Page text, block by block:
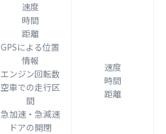
速度
時間
距離
GPSによる位置
情報
エンジン回転数
空車での走行区
間
急加速・急減速
ドアの開閉
速度
時間
距離